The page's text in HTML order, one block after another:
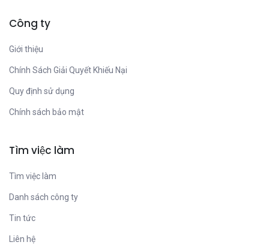
Công ty
Giới thiệu
Chính Sách Giải Quyết Khiếu Nại
Quy định sử dụng
Chính sách bảo mật
Tìm việc làm
Tìm việc làm
Danh sách công ty
Tin tức
Liên hệ